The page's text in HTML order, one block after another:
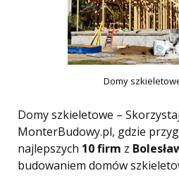
Domy
Domy szkieletowe –
MonterBudowy.pl, gdzie
najlepszych 10 firm z
budowaniem domów